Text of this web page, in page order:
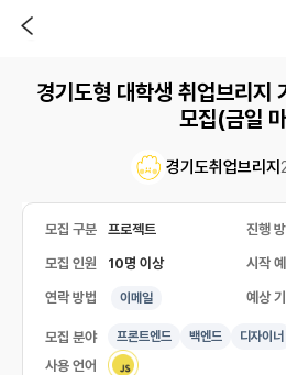
경기도형 대학생 취업브리지
모집(금일
경기도취업브리지
모집 구분 프로젝트 진행
모집 인원 10명 이상 시작
연락 방법 이메일 예상
모집 분야 프론트엔드 백엔드 디자이너
사용 언어